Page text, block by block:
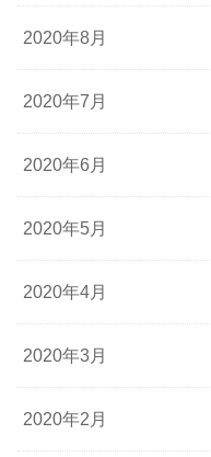
2020年8月
2020年7月
2020年6月
2020年5月
2020年4月
2020年3月
2020年2月